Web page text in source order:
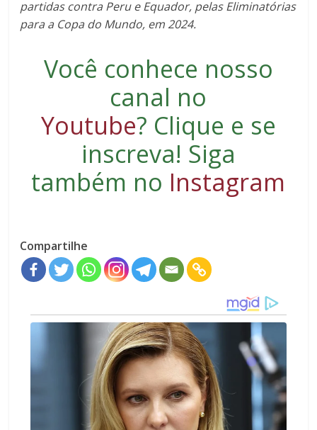
partidas contra Peru e Equador, pelas Eliminatórias
para a Copa do Mundo, em 2024.
Você conhece nosso
canal no
Youtube? Clique e se
inscreva! Siga
também no Instagram
Compartilhe